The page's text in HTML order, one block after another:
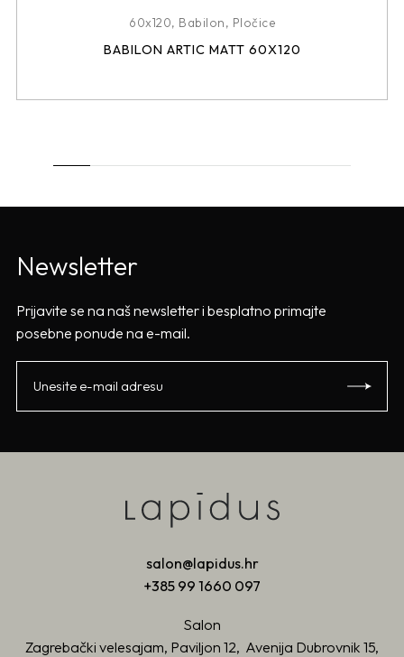
60x120, Babilon, Pločice
BABILON ARTIC MATT 60X120
Newsletter
Prijavite se na naš newsletter i besplatno primajte
posebne ponude na e-mail.
salon@lapidus.hr
+385 99 1660 097
Salon
Zagrebački velesajam, Paviljon 12, Avenija Dubrovnik 15,